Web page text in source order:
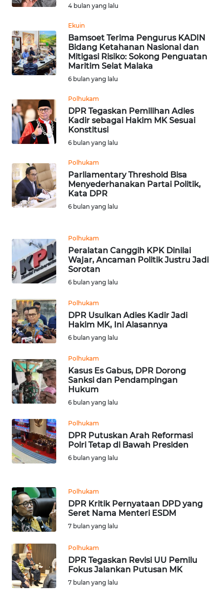
4 bulan yang lalu
Ekuin
Bamsoet Terima Pengurus KADIN
Bidang Ketahanan Nasional dan
Mitigasi Risiko: Sokong Penguatan
Maritim Selat Malaka
6 bulan yang lalu
Polhukam
DPR Tegaskan Pemilihan Adies
Kadir sebagai Hakim MK Sesuai
Konstitusi
6 bulan yang lalu
Polhukam
Parliamentary Threshold Bisa
Menyederhanakan Partai Politik,
Kata DPR
6 bulan yang lalu
Polhukam
Peralatan Canggih KPK Dinilai
Wajar, Ancaman Politik Justru Jadi
Sorotan
6 bulan yang lalu
Polhukam
DPR Usulkan Adies Kadir Jadi
Hakim MK, Ini Alasannya
6 bulan yang lalu
Polhukam
Kasus Es Gabus, DPR Dorong
Sanksi dan Pendampingan
Hukum
6 bulan yang lalu
Polhukam
DPR Putuskan Arah Reformasi
Polri Tetap di Bawah Presiden
6 bulan yang lalu
Polhukam
DPR Kritik Pernyataan DPD yang
Seret Nama Menteri ESDM
7 bulan yang lalu
Polhukam
DPR Tegaskan Revisi UU Pemilu
Fokus Jalankan Putusan MK
7 bulan yang lalu
DISCLAIMER
Wahana
News
Regional
WN
WN
JAKARTA
WN
WN
BANTEN
WN
KEPRI
PAPUA
WN
PAPUA
WN
RIAU
SERAMBI
WN
JAMBI
WN
SULTRA
WN
NTB
WN
SULTENG